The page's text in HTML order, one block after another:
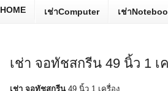
HOME เช่าComputer เช่า
เช่า จอทัชสกรีน 49 นิ้ว 1 เ
เช่า จอทัชสกรีน49 นิ้ว 1 เครื่อง